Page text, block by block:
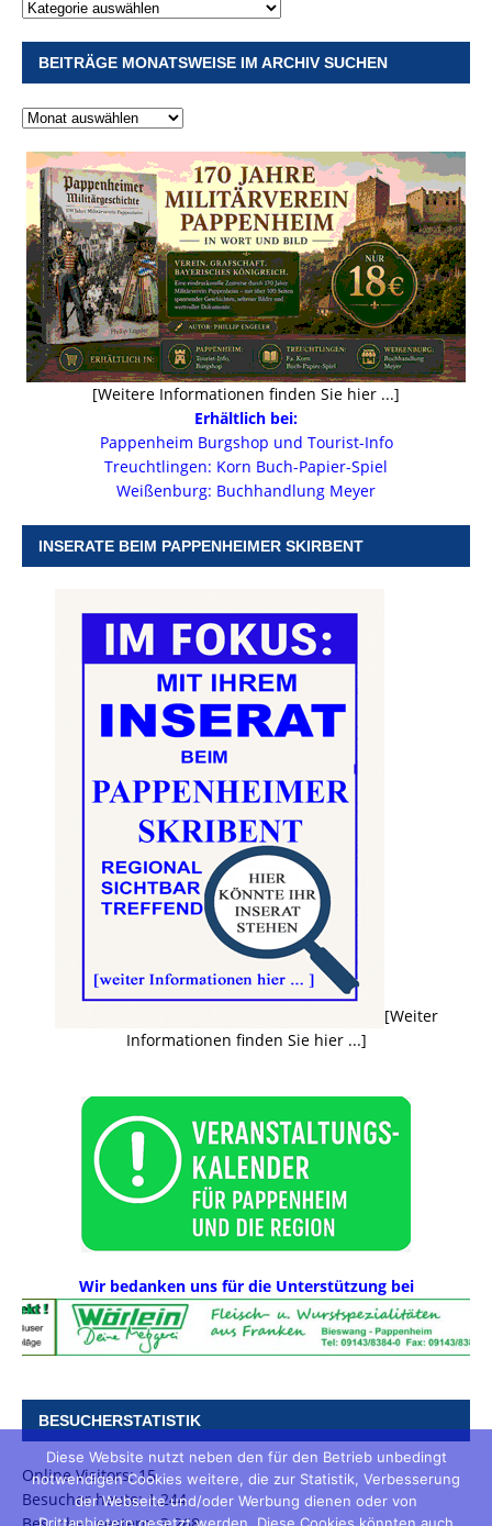
BEITRÄGE MONATSWEISE IM ARCHIV SUCHEN
[Weitere Informationen finden Sie hier ...]
Erhältlich bei:
Pappenheim Burgshop und Tourist-Info
Treuchtlingen: Korn Buch-Papier-Spiel
Weißenburg: Buchhandlung Meyer
INSERATE BEIM PAPPENHEIMER SKIRBENT
[Weiter
Informationen finden Sie hier ...]
Wir bedanken uns für die Unterstützung bei
BESUCHERSTATISTIK
Online Visitors:15
Besucher heute:1.244
Diese Website nutzt neben den für den Betrieb unbedingt
notwendigen Cookies weitere, die zur Statistik, Verbesserung
der Webseite und/oder Werbung dienen oder von